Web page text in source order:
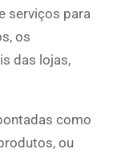
serviços para
os
das lojas,
como
ou